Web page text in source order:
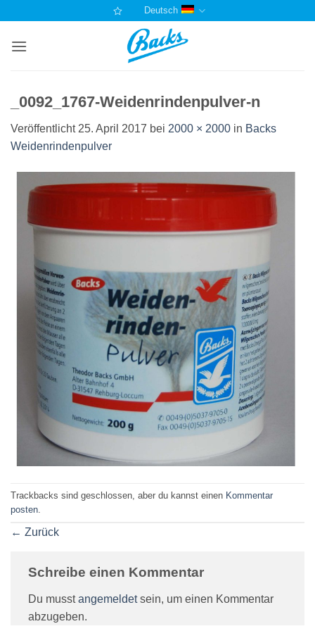
springen
Deutsch
_0092_1767-Weidenrindenpulver-n
Veröffentlicht 25. April 2017 bei 2000 × 2000 in Backs
Weidenrindenpulver
Trackbacks sind geschlossen, aber du kannst einen Kommentar
posten
← Zurück
Schreibe einen Kommentar
Du musstangemeldetsein, um einen Kommentar
abzugeben.